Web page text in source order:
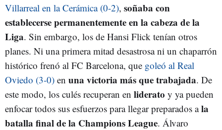
Villarreal en la Cerámica (0-2), soñaba con
establecerse permanentemente en la cabeza de la
Liga. Sin embargo, los de Hansi Flick tenían otros
planes. Ni una primera mitad desastrosa ni un chaparrón
histórico frenó al FC Barcelona, que goleó al Real
Oviedo (3-0) en una victoria más que trabajada. De
este modo, los culés recuperan en liderato y ya pueden
enfocar todos sus esfuerzos para llegar preparados ala
batalla final de la Champions League. Álvaro